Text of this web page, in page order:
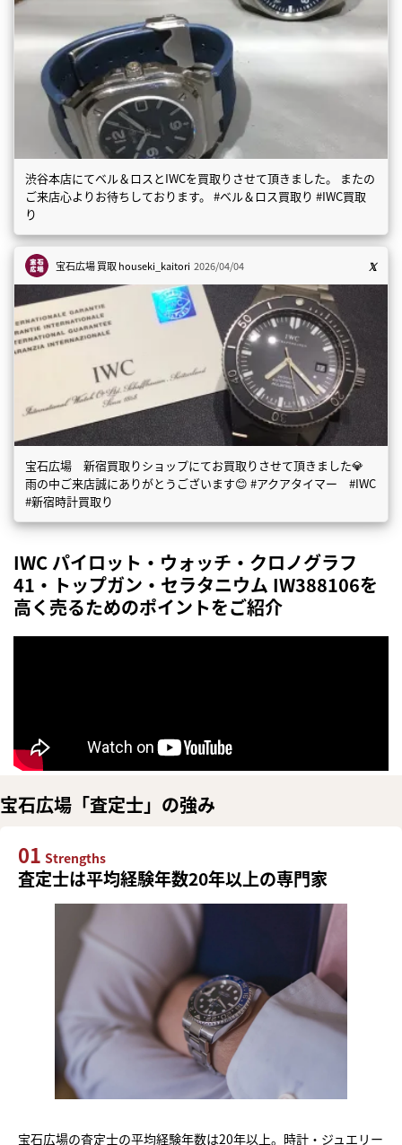
渋谷本店にてベル＆ロスとIWCを買取りさせて頂きました。 またの
ご来店心よりお待ちしております。 #ベル＆ロス買取り #IWC買取
り
宝石広場 買取houseki_kaitori 2026/04/04
宝石広場 新宿買取りショップにてお買取りさせて頂きました💎
雨の中ご来店誠にありがとうございます😊 #アクアタイマー #IWC
#新宿時計買取り
IWC パイロット・ウォッチ・クロノグラフ
41・トップガン・セラタニウム IW388106を
高く売るためのポイントをご紹介
宝石広場「査定士」の強み
01 Strengths
査定士は平均経験年数20年以上の専門家
宝石広場の査定士の平均経験年数は20年以上。時計・ジュエリー